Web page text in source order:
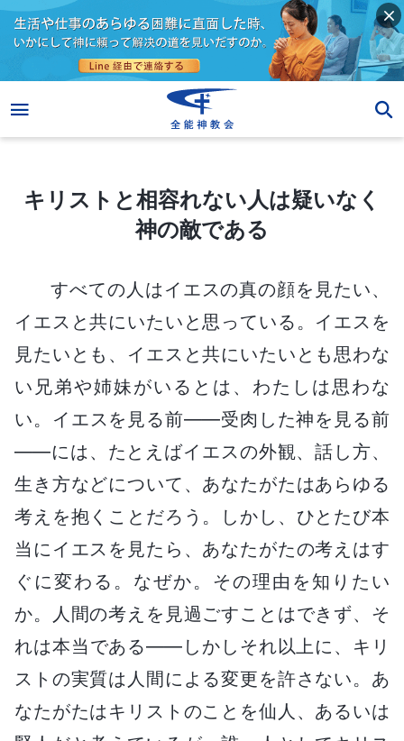
キリストと相容れない人は疑いなく神の敵である
キリストと相容れない人は疑いなく
神の敵である
すべての人はイエスの真の顔を見たい、
イエスと共にいたいと思っている。イエスを
見たいとも、イエスと共にいたいとも思わな
い兄弟や姉妹がいるとは、わたしは思わな
い。イエスを見る前――受肉した神を見る前
――には、たとえばイエスの外観、話し方、
生き方などについて、あなたがたはあらゆる
考えを抱くことだろう。しかし、ひとたび本
当にイエスを見たら、あなたがたの考えはす
ぐに変わる。なぜか。その理由を知りたい
か。人間の考えを見過ごすことはできず、そ
れは本当である――しかしそれ以上に、キリ
ストの実質は人間による変更を許さない。あ
なたがたはキリストのことを仙人、あるいは